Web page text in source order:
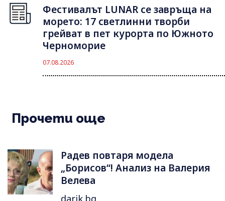
Фестивалът LUNAR се завръща на
морето: 17 светлинни творби
грейват в пет курорта по Южното
Черноморие
07.08.2026
Прочети още
Радев повтаря модела
„Борисов“! Анализ на Валерия
Велева
darik.bg